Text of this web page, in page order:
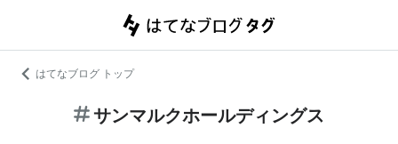
はてなブログ トップ
サンマルクホールディングス